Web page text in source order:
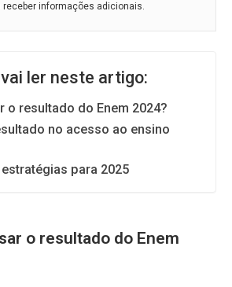
receber informações adicionais.
ler neste artigo:
o resultado do Enem 2024?
no acesso ao ensino
para 2025
o resultado do Enem